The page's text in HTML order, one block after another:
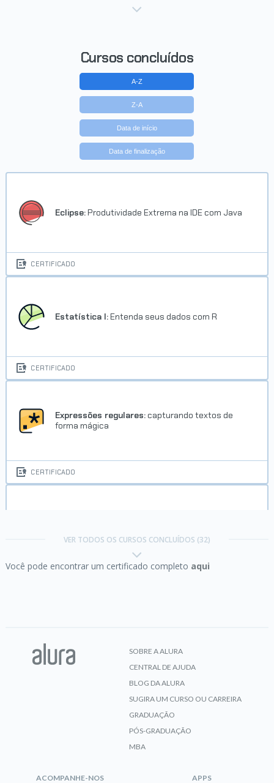
Cursos concluídos
A-Z
Z-A
Data de início
Data de finalização
Eclipse: Produtividade Extrema na IDE com Java
CERTIFICADO
Estatística I: Entenda seus dados com R
CERTIFICADO
Expressões regulares: capturando textos de
forma mágica
CERTIFICADO
Entendendo a web por baixo dos panos
VER TODOS OS CURSOS CONCLUÍDOS (32)
Você pode encontrar um certificado completo aqui
SOBRE A ALURA
CENTRAL DE AJUDA
BLOG DA ALURA
SUGIRA UM CURSO OU CARREIRA
GRADUAÇÃO
PÓS-GRADUAÇÃO
MBA
ACOMPANHE-NOS APPS